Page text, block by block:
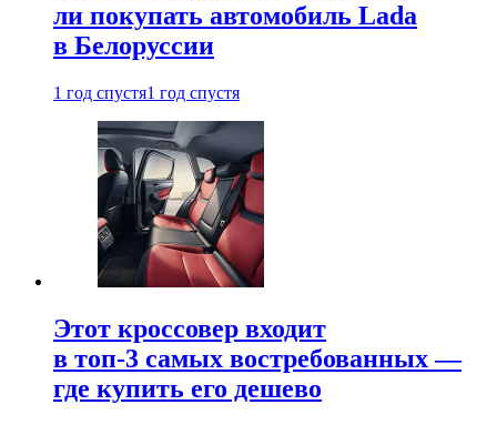
ли покупать автомобиль Lada
в Белоруссии
1 год спустя1 год спустя
Этот кроссовер входит
в топ-3 самых востребованных —
где купить его дешево